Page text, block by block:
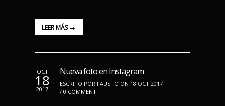
LEER MÁS →
OCT
18
2017
Nueva foto en Instagram
ESCRITO POR FAUSTO ON 18 OCT 2017
/ 0 COMMENT